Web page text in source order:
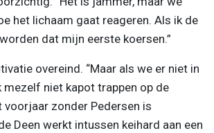
het lichaam gaat reageren. Als ik de
dat mijn eerste koersen.”
overeind. “Maar als we er niet in
mezelf niet kapot trappen op de
voorjaar zonder Pedersen is
Deen werkt intussen keihard aan een